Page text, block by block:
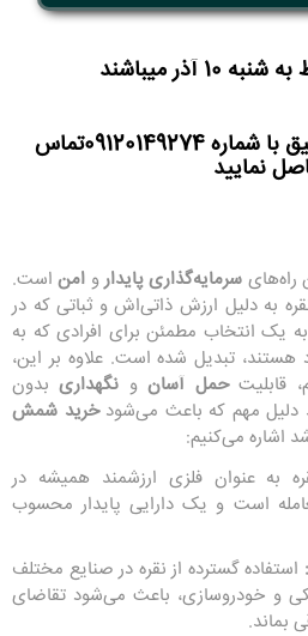
آذر میباشند
با شماره09120149274تماس
نمایید
راه‌های سرمایه‌گذاری پایدار و امناست.
به دلیل ارزش ذاتی‌اش و ثباتی که در
یک انتخاب مطمئن برای افرادی که به
تبدیل شده است. علاوه بر این،
قابلیتحمل آسانو نگهداریبدون
دلیل مهم که باعث می‌شودخرید شمش
اشاره می‌کنیم:
به عنوان فلزی ارزشمند همیشه در
است و یک دارایی پایدار محسوب
استفاده گسترده از نقره در صنایع مختلف
و خودروسازی، باعث می‌شود تقاضای
بماند.